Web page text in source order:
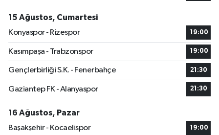
15 Ağustos, Cumartesi
Konyaspor - Rizespor
19:00
Kasımpaşa - Trabzonspor 19:00
Gençlerbirliği S.K. - Fenerbahçe 21:30
Gaziantep FK - Alanyaspor 21:30
16 Ağustos, Pazar
Başakşehir - Kocaelispor
19:00